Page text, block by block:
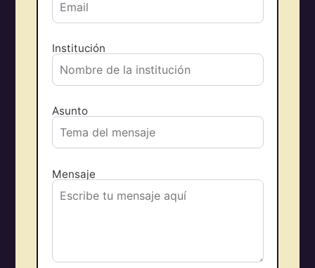
Institución
Asunto
Mensaje